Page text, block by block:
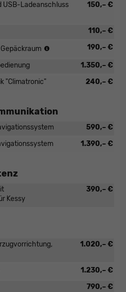
150,– €
USB-Ladeanschluss
110,– €
190,– €
Verbindung
und
nicht
1.350,– €
240,– €
"Climatronic"
590,– €
1.390,– €
390,– €
Kessy
1.020,– €
1.230,– €
790,– €